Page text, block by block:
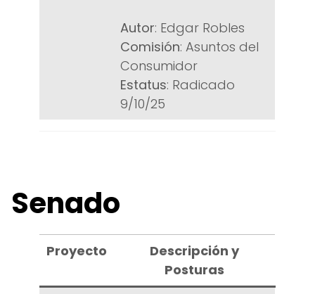
Autor: Edgar Robles
Comisión: Asuntos del
Consumidor
Estatus: Radicado
9/10/25
Senado
Proyecto
Descripción y
Posturas